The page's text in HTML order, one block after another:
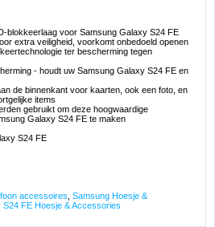
blokkeerlaag voor Samsung Galaxy S24 FE
extra veiligheid, voorkomt onbedoeld openen
ter bescherming tegen
- houdt uw Samsung Galaxy S24 FE en
de binnenkant voor kaarten, ook een foto, en
items
gebruikt om deze hoogwaardige
Galaxy S24 FE te maken
S24 FE
accessoires Samsung Hoesje &
FE Hoesje & Accessories